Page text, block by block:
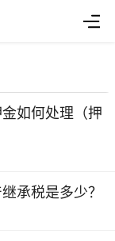
如何处理（押
承税是多少？